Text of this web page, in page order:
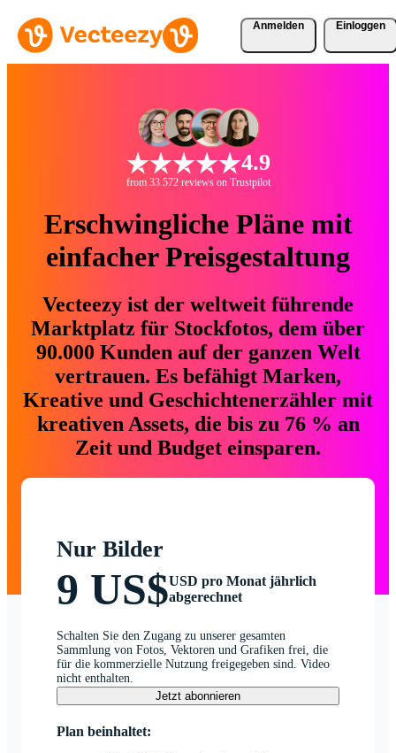
Anmelden Einloggen
4.9
from 33.572 reviews on Trustpilot
Erschwingliche Pläne mit
einfacher Preisgestaltung
Vecteezy ist der weltweit führende
Marktplatz für Stockfotos, dem über
90.000 Kunden auf der ganzen Welt
vertrauen. Es befähigt Marken,
Kreative und Geschichtenerzähler mit
kreativen Assets, die bis zu 76 % an
Zeit und Budget einsparen.
Nur Bilder
9 US$USD pro Monat jährlich
abgerechnet
Schalten Sie den Zugang zu unserer gesamten
Sammlung von Fotos, Vektoren und Grafiken frei, die
für die kommerzielle Nutzung freigegeben sind. Video
nicht enthalten.
Jetzt abonnieren
Plan beinhaltet: